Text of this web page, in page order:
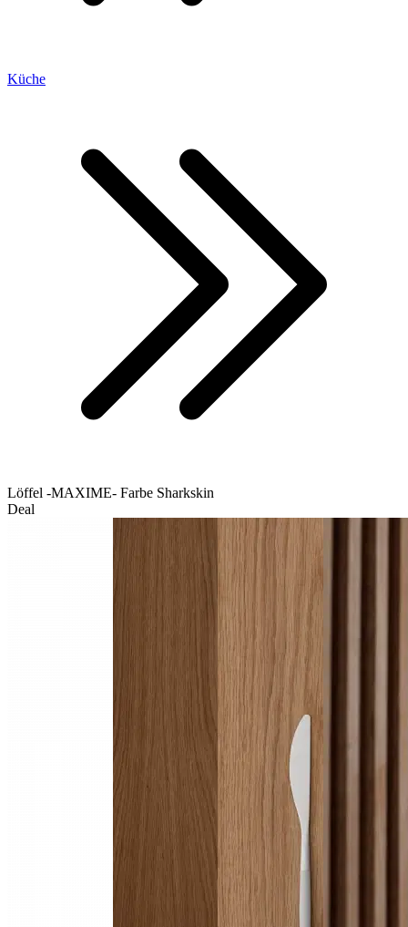
Küche
Löffel -MAXIME- Farbe Sharkskin
Deal